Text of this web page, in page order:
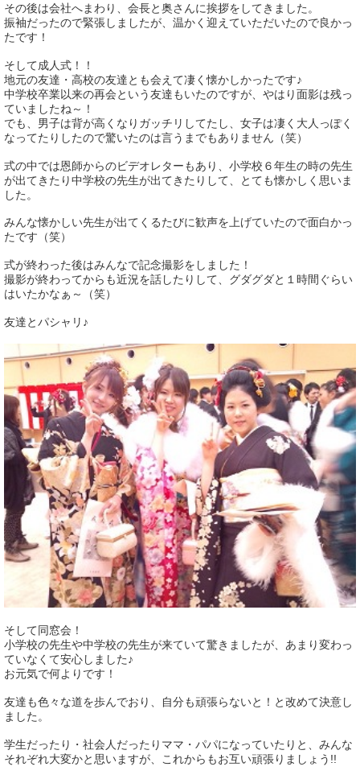
その後は会社へまわり、会長と奥さんに挨拶をしてきました。
振袖だったので緊張しましたが、温かく迎えていただいたので良かっ
たです！
そして成人式！！
地元の友達・高校の友達とも会えて凄く懐かしかったです♪
中学校卒業以来の再会という友達もいたのですが、やはり面影は残っ
ていましたね～！
でも、男子は背が高くなりガッチリしてたし、女子は凄く大人っぽく
なってたりしたので驚いたのは言うまでもありません（笑）
式の中では恩師からのビデオレターもあり、小学校６年生の時の先生
が出てきたり中学校の先生が出てきたりして、とても懐かしく思いま
した。
みんな懐かしい先生が出てくるたびに歓声を上げていたので面白かっ
たです（笑）
式が終わった後はみんなで記念撮影をしました！
撮影が終わってからも近況を話したりして、グダグダと１時間ぐらい
はいたかなぁ～（笑）
友達とパシャリ♪
そして同窓会！
小学校の先生や中学校の先生が来ていて驚きましたが、あまり変わっ
ていなくて安心しました♪
お元気で何よりです！
友達も色々な道を歩んでおり、自分も頑張らないと！と改めて決意し
ました。
学生だったり・社会人だったりママ・パパになっていたりと、みんな
それぞれ大変かと思いますが、これからもお互い頑張りましょう!!